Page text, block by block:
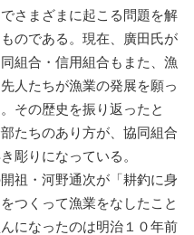
さまざまに起こる問題を解
のである。現在、廣田氏が
組合・信用組合もまた、漁
人たちが漁業の発展を願っ
その歴史を振り返ったと
たちのあり方が、協同組合
彫りになっている。
祖・河野通次が「耕釣に身
つくって漁業をなしたこと
になったのは明治１０年前